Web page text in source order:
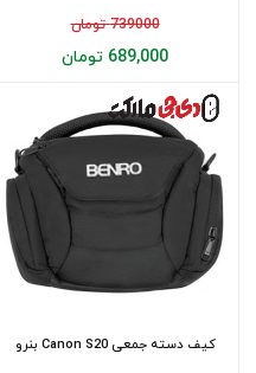
739000 تومان
689,000 تومان
کیف دسته جمعی Canon S20 بنرو